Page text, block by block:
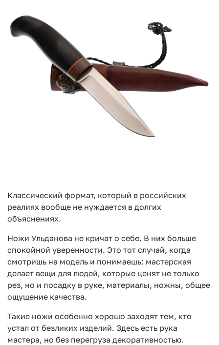
Классический формат, который в российских
реалиях вообще не нуждается в долгих
объяснениях.
Ножи Ульданова не кричат о себе. В них больше
спокойной уверенности. Это тот случай, когда
смотришь на модель и понимаешь: мастерская
делает вещи для людей, которые ценят не только
рез, но и посадку в руке, материалы, ножны, общее
ощущение качества.
Такие ножи особенно хорошо заходят тем, кто
устал от безликих изделий. Здесь есть рука
мастера, но без перегруза декоративностью.